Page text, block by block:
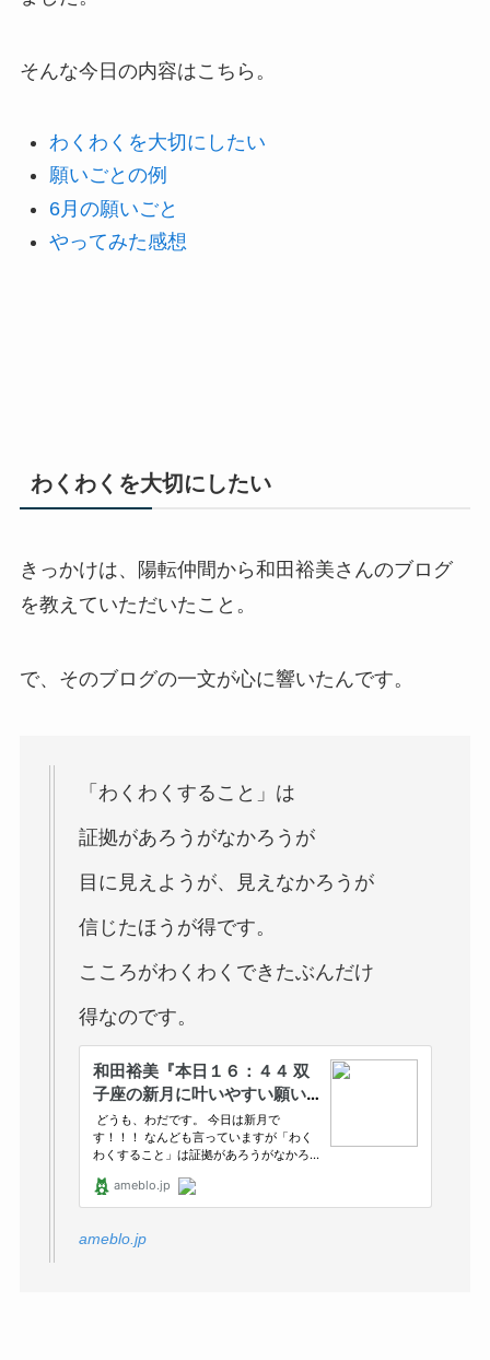
そんな今日の内容はこちら。
わくわくを大切にしたい
願いごとの例
6月の願いごと
やってみた感想
わくわくを大切にしたい
きっかけは、陽転仲間から和田裕美さんのブログ
を教えていただいたこと。
で、そのブログの一文が心に響いたんです。
「わくわくすること」は
証拠があろうがなかろうが
目に見えようが、見えなかろうが
信じたほうが得です。
こころがわくわくできたぶんだけ
得なのです。
ameblo.jp